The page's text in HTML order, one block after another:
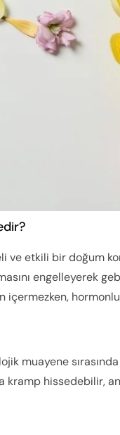
ve etkili bir doğum
engelleyerek
içermezken,
muayene
kramp hissedebilir,